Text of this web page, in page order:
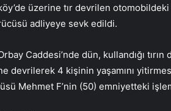
üzerine tır devrilen
adliyeye sevk edildi.
Caddesi’nde dün, kullandığı
devrilerek 4 kişinin yaşamını
Mehmet F’nin (50) emniyetteki